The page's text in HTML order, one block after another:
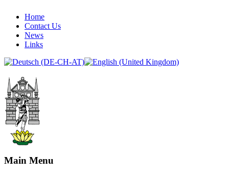
Home
Contact Us
News
Links
Main Menu